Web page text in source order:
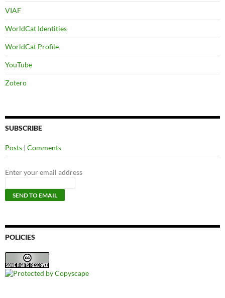
VIAF
WorldCat Identities
WorldCat Profile
YouTube
Zotero
SUBSCRIBE
Posts | Comments
Enter your email address
POLICIES